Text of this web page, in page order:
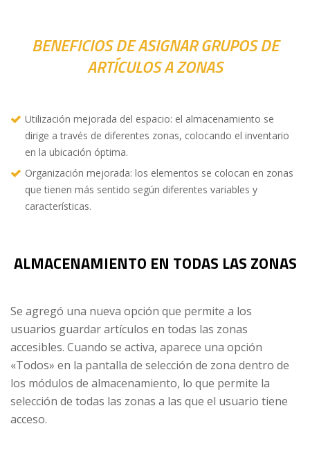
BENEFICIOS DE ASIGNAR GRUPOS DE
ARTÍCULOS A ZONAS
Utilización mejorada del espacio: el almacenamiento se
dirige a través de diferentes zonas, colocando el inventario
en la ubicación óptima.
Organización mejorada: los elementos se colocan en zonas
que tienen más sentido según diferentes variables y
características.
ALMACENAMIENTO EN TODAS LAS ZONAS
Se agregó una nueva opción que permite a los
usuarios guardar artículos en todas las zonas
accesibles. Cuando se activa, aparece una opción
«Todos» en la pantalla de selección de zona dentro de
los módulos de almacenamiento, lo que permite la
selección de todas las zonas a las que el usuario tiene
acceso.